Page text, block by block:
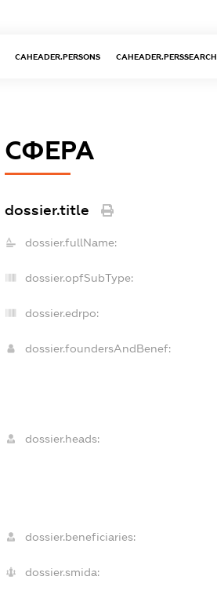
CAHEADER.PERSONS CAHEADER.PERSSEARCH
СФЕРА
dossier.title
dossier.fullName:
dossier.opfSubType:
dossier.edrpo:
dossier.foundersAndBenef:
dossier.heads:
dossier.beneficiaries:
dossier.smida: